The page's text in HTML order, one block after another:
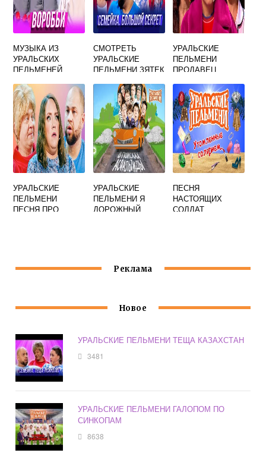
МУЗЫКА ИЗ
УРАЛЬСКИХ
ПЕЛЬМЕНЕЙ
НАЧАЛЕ
СМОТРЕТЬ
УРАЛЬСКИЕ
ПЕЛЬМЕНИ ЗЯТЕК
УРАЛЬСКИЕ
ПЕЛЬМЕНИ
ПРОДАВЕЦ
УРАЛЬСКИЕ
ПЕЛЬМЕНИ
ПЕСНЯ ПРО
УРАЛЬСКИЕ
ПЕЛЬМЕНИ Я
ДОРОЖНЫЙ
ПЕСНЯ
НАСТОЯЩИХ
СОЛДАТ
Реклама
Новое
УРАЛЬСКИЕ ПЕЛЬМЕНИ ТЕЩА КАЗАХСТАН
3481
УРАЛЬСКИЕ ПЕЛЬМЕНИ ГАЛОПОМ ПО
СИНКОПАМ
8638